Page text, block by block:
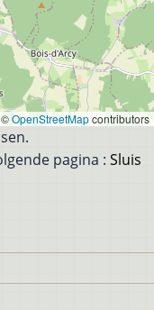
©OpenStreetMapcontributors
pagina : Sluis